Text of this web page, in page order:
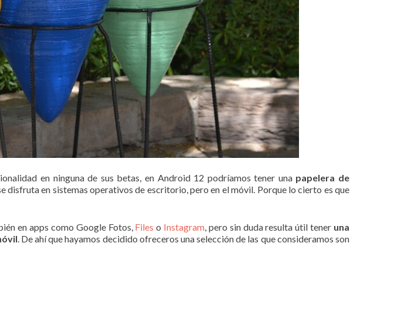
en ninguna de sus betas, en Android 12 podríamos tener una papelera de
en sistemas operativos de escritorio, pero en el móvil. Porque lo cierto es que
en apps como Google Fotos, Files o Instagram, pero sin duda resulta útil tener una
. De ahí que hayamos decidido ofreceros una selección de las que consideramos son